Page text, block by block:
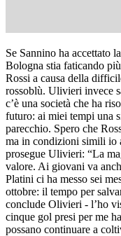
Se Sannino ha accettato
Bologna stia faticando
Rossi a causa della
rossoblù. Ulivieri invece
c’è una società che ha
futuro: ai miei tempi una
parecchio. Spero che
ma in condizioni simili io
prosegue Ulivieri: “La
valore. Ai giovani va
Platini ci ha messo sei
ottobre: il tempo per
conclude Olivieri - l’ho
cinque gol presi per me
possano continuare a